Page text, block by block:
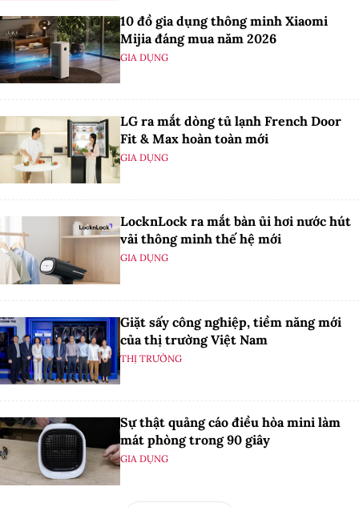
10 đồ gia dụng thông minh Xiaomi
Mijia đáng mua năm 2026
GIA DỤNG
LG ra mắt dòng tủ lạnh French Door
Fit & Max hoàn toàn mới
GIA DỤNG
LocknLock ra mắt bàn ủi hơi nước hút
vải thông minh thế hệ mới
GIA DỤNG
Giặt sấy công nghiệp, tiềm năng mới
của thị trường Việt Nam
THỊ TRƯỜNG
Sự thật quảng cáo điều hòa mini làm
mát phòng trong 90 giây
GIA DỤNG